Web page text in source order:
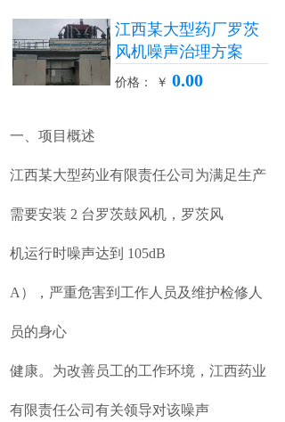
江西某大型药厂罗茨
风机噪声治理方案
价格： ￥ 0.00
一、项目概述
江西某大型药业有限责任公司为满足生产
需要安装 2 台罗茨鼓风机，罗茨风
机运行时噪声达到 105dB
A），严重危害到工作人员及维护检修人
员的身心
健康。为改善员工的工作环境，江西药业
有限责任公司有关领导对该噪声